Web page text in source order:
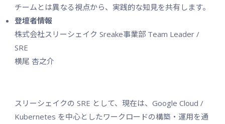
チームとは異なる視点から、実践的な知見を共有します。
登壇者情報
株式会社スリーシェイク Sreake事業部 Team Leader /
SRE
横尾 杏之介
スリーシェイクの SRE として、現在は、Google Cloud /
Kubernetes を中心としたワークロードの構築・運用を通